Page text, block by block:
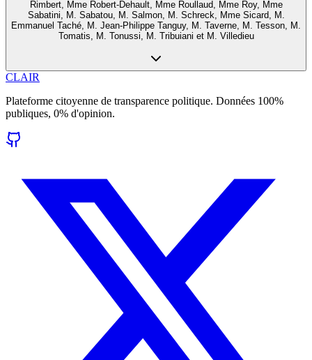
Rimbert, Mme Robert-Dehault, Mme Roullaud, Mme Roy, Mme
Sabatini, M. Sabatou, M. Salmon, M. Schreck, Mme Sicard, M.
Emmanuel Taché, M. Jean-Philippe Tanguy, M. Taverne, M. Tesson, M.
Tomatis, M. Tonussi, M. Tribuiani et M. Villedieu
CLAIR
Plateforme citoyenne de transparence politique. Données 100%
publiques, 0% d'opinion.